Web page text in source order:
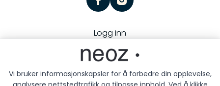
Logg inn
Kjøpsbetingelser
Besøk oss:
Storgaten 25, 3126 Tønsberg
Vi bruker informasjonskapsler for å forbedre din opplevelse,